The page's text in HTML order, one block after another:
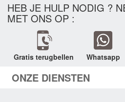
HEB JE HULP NODIG ?
MET ONS OP :
Gratis terugbellen Whatsapp
ONZE DIENSTEN